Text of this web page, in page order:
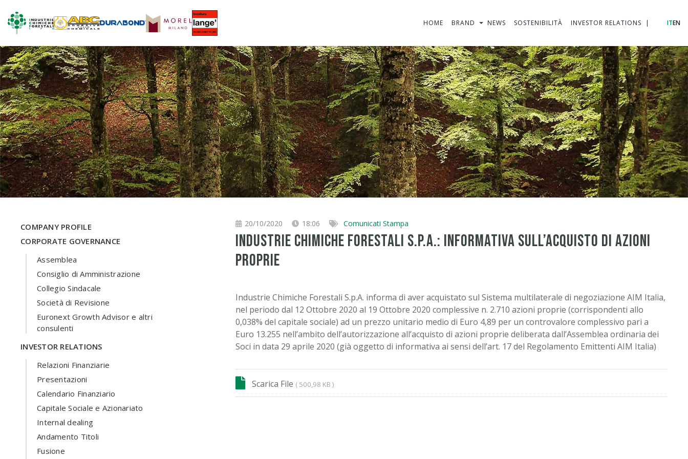
HOME BRAND NEWS SOSTENIBILITÀ INVESTOR RELATIONS ITEN
COMPANY PROFILE
CORPORATE GOVERNANCE
Assemblea
Consiglio di Amministrazione
Collegio Sindacale
Società di Revisione
Euronext Growth Advisor e altri
consulenti
INVESTOR RELATIONS
Relazioni Finanziarie
Presentazioni
Calendario Finanziario
Capitale Sociale e Azionariato
Internal dealing
Andamento Titoli
Fusione
20/10/2020 18:06 Comunicati Stampa
Industrie Chimiche Forestali S.p.A.: informativa sull’acquisto di azioni
proprie
Industrie Chimiche Forestali S.p.A. informa di aver acquistato sul Sistema multilaterale di negoziazione AIM Italia,
nel periodo dal 12 Ottobre 2020 al 19 Ottobre 2020 complessive n. 2.710 azioni proprie (corrispondenti allo
0,038% del capitale sociale) ad un prezzo unitario medio di Euro 4,89 per un controvalore complessivo pari a
Euro 13.255 nell’ambito dell’autorizzazione all’acquisto di azioni proprie deliberata dall’Assemblea ordinaria dei
Soci in data 29 aprile 2020 (già oggetto di informativa ai sensi dell’art. 17 del Regolamento Emittenti AIM Italia)
Scarica File ( 500,98 KB )